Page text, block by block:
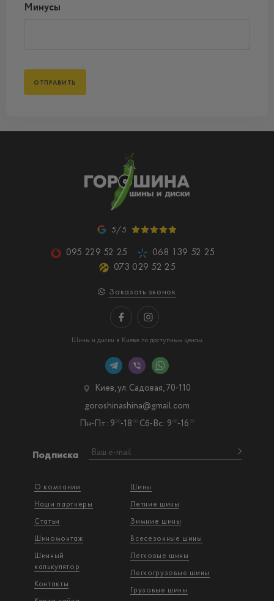
Минусы
5/5
095 229 52 25
068 139 52 25
073 029 52 25
Заказать звонок
Шины и диски в Киеве по доступным ценам
О компании
Наши партнеры
Статьи
Шиномонтаж
Шинный
калькулятор
Контакты
Шины
Летние шины
Зимние шины
Всесезонные шины
Легковые шины
Легкогрузовые шины
Грузовые шины
Подписка
Киев, ул. Садовая, 70-110
Пн-Пт: 9 00-18 00 Сб-Вс: 9 00-16 00
goroshinashina@gmail.com